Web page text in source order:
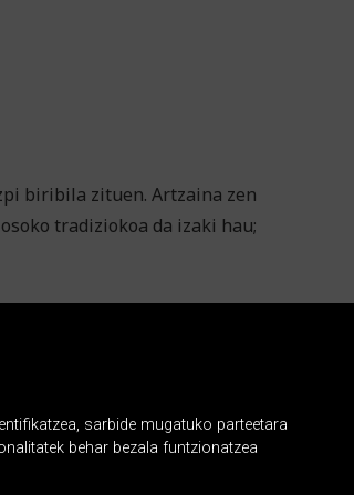
biribila zituen. Artzaina zen
tradiziokoa da izaki hau;
sarbide mugatuko parteetara
behar bezala funtzionatzea